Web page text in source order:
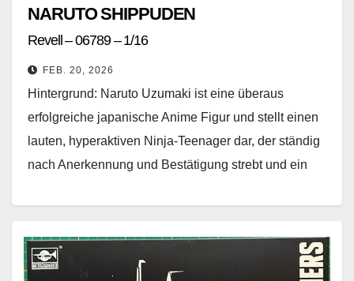
NARUTO SHIPPUDEN
Revell – 06789 – 1/16
FEB. 20, 2026
Hintergrund: Naruto Uzumaki ist eine überaus
erfolgreiche japanische Anime Figur und stellt einen
lauten, hyperaktiven Ninja-Teenager dar, der ständig
nach Anerkennung und Bestätigung strebt und ein